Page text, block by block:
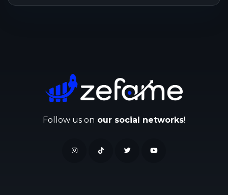
Follow us on our social networks!